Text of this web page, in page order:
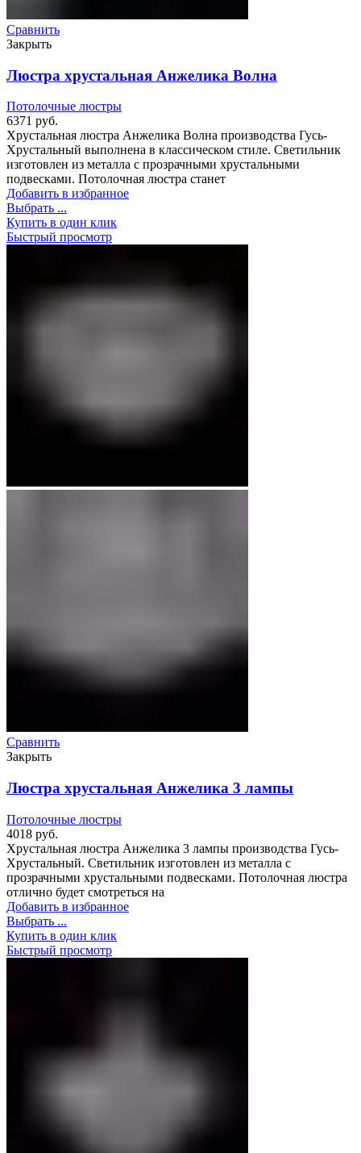
Сравнить
Закрыть
Люстра хрустальная Анжелика Волна
Потолочные люстры
6371 руб.
Хрустальная люстра Анжелика Волна производства Гусь-
Хрустальный выполнена в классическом стиле. Светильник
изготовлен из металла с прозрачными хрустальными
подвесками. Потолочная люстра станет
Добавить в избранное
Выбрать ...
Купить в один клик
Быстрый просмотр
Сравнить
Закрыть
Люстра хрустальная Анжелика 3 лампы
Потолочные люстры
4018 руб.
Хрустальная люстра Анжелика 3 лампы производства Гусь-
Хрустальный. Светильник изготовлен из металла с
прозрачными хрустальными подвесками. Потолочная люстра
отлично будет смотреться на
Добавить в избранное
Выбрать ...
Купить в один клик
Быстрый просмотр